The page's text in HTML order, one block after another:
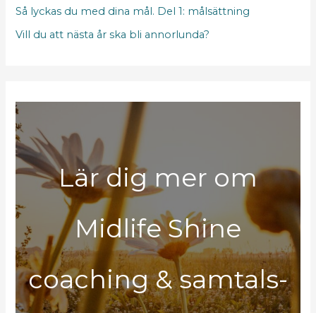
Så lyckas du med dina mål. Del 1: målsättning
Vill du att nästa år ska bli annorlunda?
Lär dig mer om
Midlife Shine
coaching & samtals-